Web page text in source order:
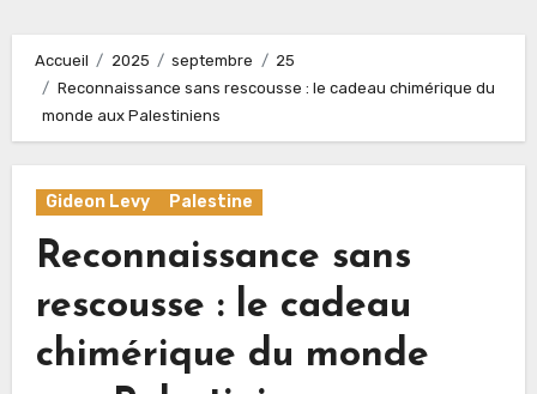
Accueil 2025 septembre
25
Reconnaissance sans rescousse : le cadeau chimérique du
monde aux Palestiniens
Gideon Levy Palestine
Reconnaissance sans
rescousse : le cadeau
chimérique du monde